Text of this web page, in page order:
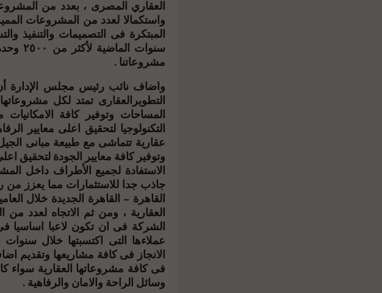
العقاري المصرى ، بعدد من
واستكمالا لعدد من المشروعات
مشروعاتنا .
واضاف نائب رئيس مجلس الإدارة
التطويرالعقارى تمتد لكل
المساحات وتوفير كافة
التكنولوجيا لتحقيق اعلى معايير
عقارية تتماشى مع طبيعة مبانى
وتوفير كافة معايير الجودة لتحقيق
الاستفادة لجميع الأطراف داخل
جاذب جدا للاستثمارات مما يعزز من
القاهرة – القاهرة الجديدة خلال
العقارية ، ومن ثم الاتجاه لعدد
الشركة فى ان تكون لاعبا اساسيا
عملاءها التى اكتسبتها خلال
الانجاز فى كافة مشاريعها وتقديم
فى كافة مشروعاتها العقارية سواء
وسائل الراحة والامان والرفاهية .